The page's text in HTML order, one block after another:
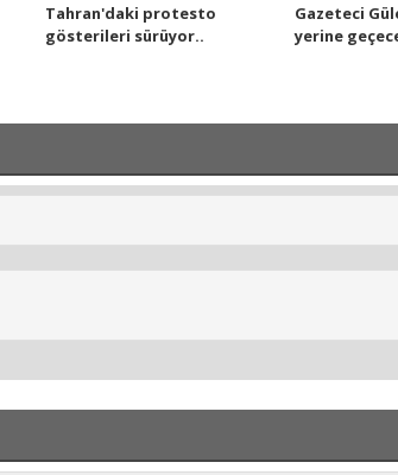
Tahran'daki protesto
gösterileri sürüyor..
Gazeteci
yerine